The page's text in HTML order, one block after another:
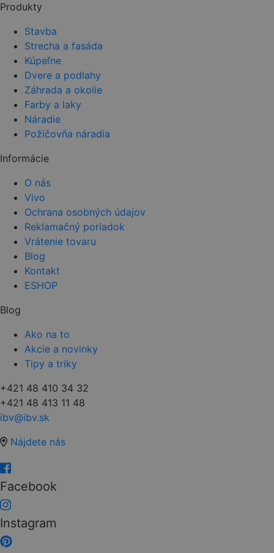
empty.
Produkty
Stavba
Strecha a fasáda
Kúpeľne
Dvere a podlahy
Záhrada a okolie
Farby a laky
Náradie
Požičovňa náradia
Informácie
O nás
Vivo
Ochrana osobných údajov
Reklamačný poriadok
Vrátenie tovaru
Blog
Kontakt
ESHOP
Blog
Ako na to
Akcie a novinky
Tipy a triky
+421 48 410 34 32
+421 48 413 11 48
ibv@ibv.sk
Nájdete nás
Facebook
Instagram